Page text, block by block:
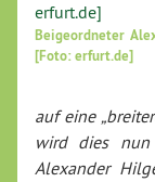
Beigeordneter
[Foto: erfurt.de]
auf eine
wird dies nun
Alexander